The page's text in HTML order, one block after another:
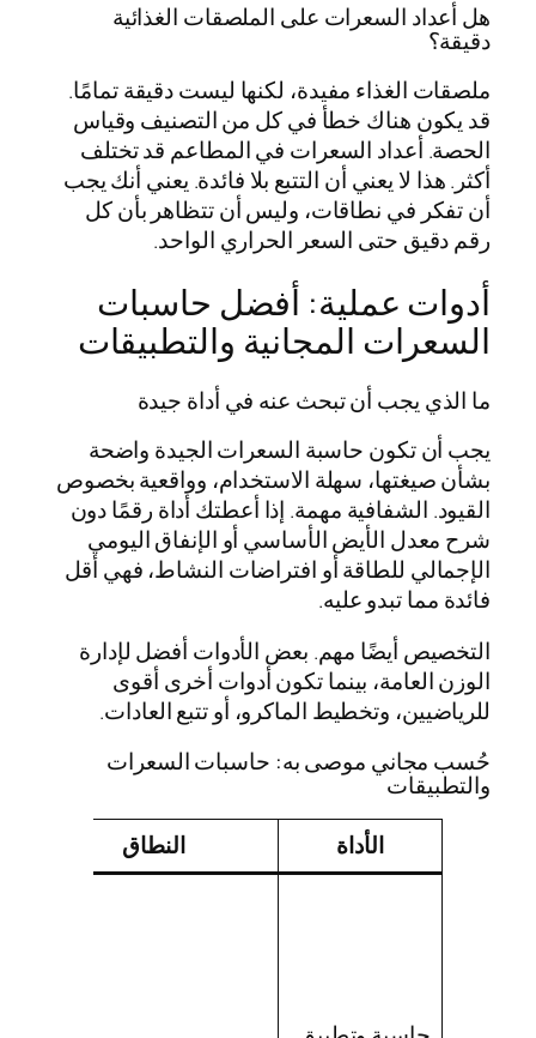
هل أعداد السعرات على الملصقات الغذائية
دقيقة؟
ملصقات الغذاء مفيدة، لكنها ليست دقيقة تمامًا.
قد يكون هناك خطأ في كل من التصنيف وقياس
الحصة. أعداد السعرات في المطاعم قد تختلف
أكثر. هذا لا يعني أن التتبع بلا فائدة. يعني أنك يجب
أن تفكر في نطاقات، وليس أن تتظاهر بأن كل
رقم دقيق حتى السعر الحراري الواحد.
أدوات عملية: أفضل حاسبات
السعرات المجانية والتطبيقات
ما الذي يجب أن تبحث عنه في أداة جيدة
يجب أن تكون حاسبة السعرات الجيدة واضحة
بشأن صيغتها، سهلة الاستخدام، وواقعية بخصوص
القيود. الشفافية مهمة. إذا أعطتك أداة رقمًا دون
شرح معدل الأيض الأساسي أو الإنفاق اليومي
الإجمالي للطاقة أو افتراضات النشاط، فهي أقل
فائدة مما تبدو عليه.
التخصيص أيضًا مهم. بعض الأدوات أفضل لإدارة
الوزن العامة، بينما تكون أدوات أخرى أقوى
للرياضيين، وتخطيط الماكرو، أو تتبع العادات.
حُسب مجاني موصى به: حاسبات السعرات
والتطبيقات
الأداة
النطاق